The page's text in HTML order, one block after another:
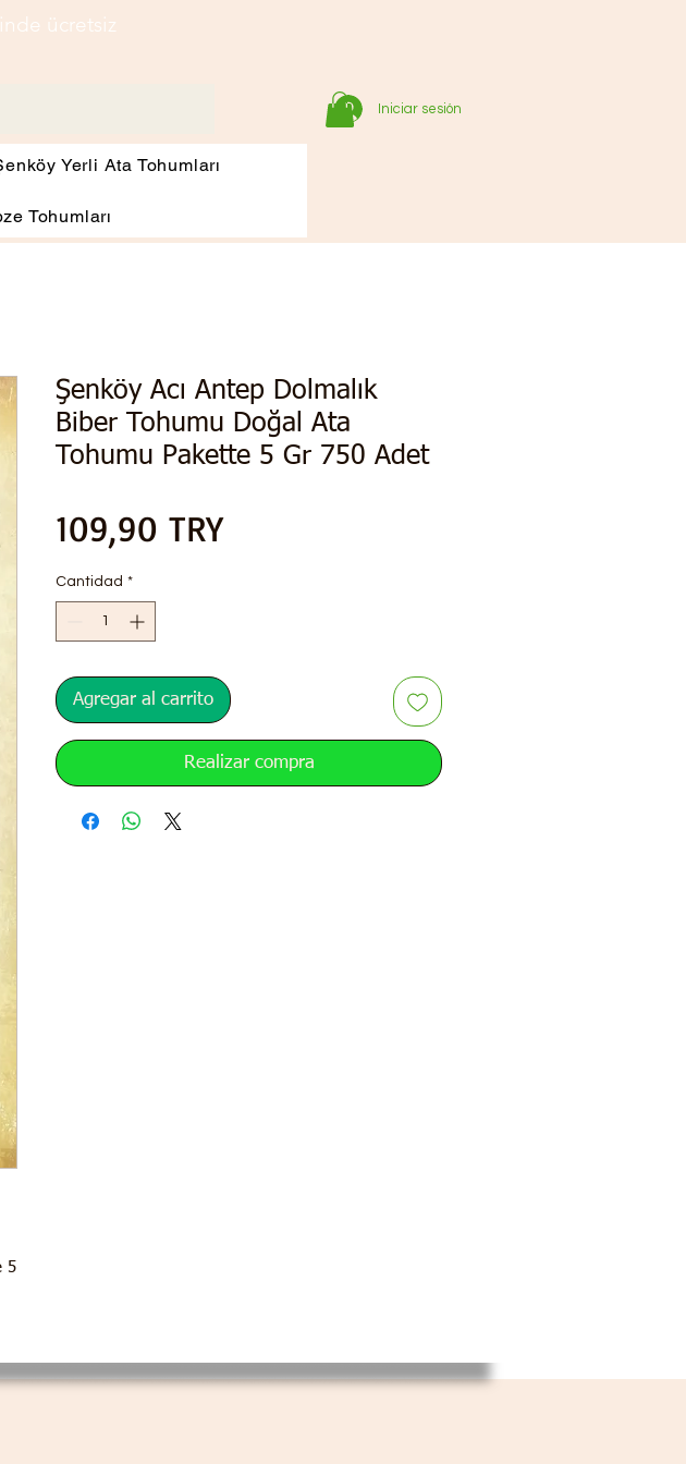
ücretsiz
Iniciar sesión
Yerli Ata Tohumları
Tohumları
5
Şenköy Acı Antep Dolmalık
Biber Tohumu Doğal Ata
Tohumu Pakette 5 Gr 750 Adet
109,90 TRYPrecio
Cantidad *
Agregar al carrito
Realizar compra